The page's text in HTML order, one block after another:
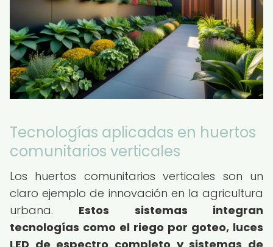
Tecnologías aplicadas en huertos
comunitarios verticales
Los huertos comunitarios verticales son un
claro ejemplo de innovación en la agricultura
urbana. Estos sistemas integran
tecnologías como el riego por goteo, luces